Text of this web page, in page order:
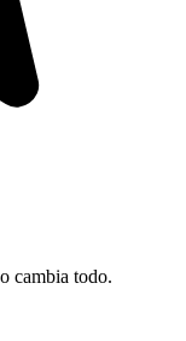
cambia todo.